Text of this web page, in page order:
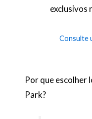
exclusivos
Consulte
Por que escolher
Park?